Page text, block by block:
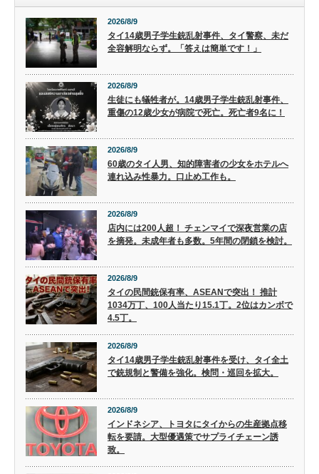
2026/8/9
タイ14歳男子学生銃乱射事件、タイ警察、未だ
全容解明ならず。「答えは簡単です！」
2026/8/9
生徒にも犠牲者が。14歳男子学生銃乱射事件、
重傷の12歳少女が病院で死亡。死亡者9名に！
2026/8/9
60歳のタイ人男、知的障害者の少女をホテルへ
連れ込み性暴力。口止め工作も。
2026/8/9
店内には200人超！ チェンマイで深夜営業の店
を摘発。未成年者も多数。5年間の閉鎖を検討。
2026/8/9
タイの民間銃保有率、ASEANで突出！ 推計
1034万丁、100人当たり15.1丁。2位はカンボで
4.5丁。
2026/8/9
タイ14歳男子学生銃乱射事件を受け、タイ全土
で銃規制と警備を強化。検問・巡回を拡大。
2026/8/9
インドネシア、トヨタにタイからの生産拠点移
転を要請。大型優遇策でサプライチェーン誘
致。